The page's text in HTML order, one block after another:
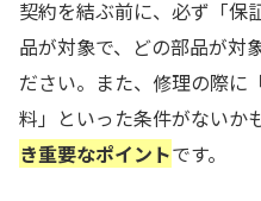
契約を結ぶ前に、必ず「保
品が対象で、どの部品が対
ださい。また、修理の際に
料」といった条件がないかも
き重要なポイントです。